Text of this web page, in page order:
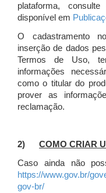
plataforma,
disponível em
O cadastramento
inserção de dados
Termos de Uso,
informações
como o titular do
prover as
reclamação.
2) COMO CRIAR
Caso ainda não
https://www.gov.br/
gov-br/